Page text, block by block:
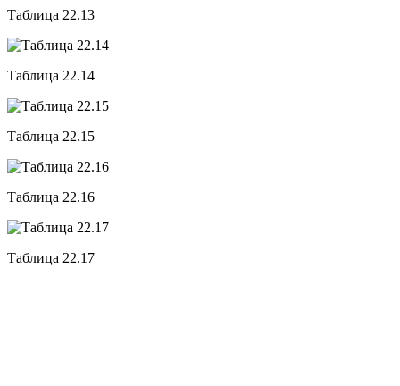
Таблица 22.13
Таблица 22.14
Таблица 22.15
Таблица 22.16
Таблица 22.17